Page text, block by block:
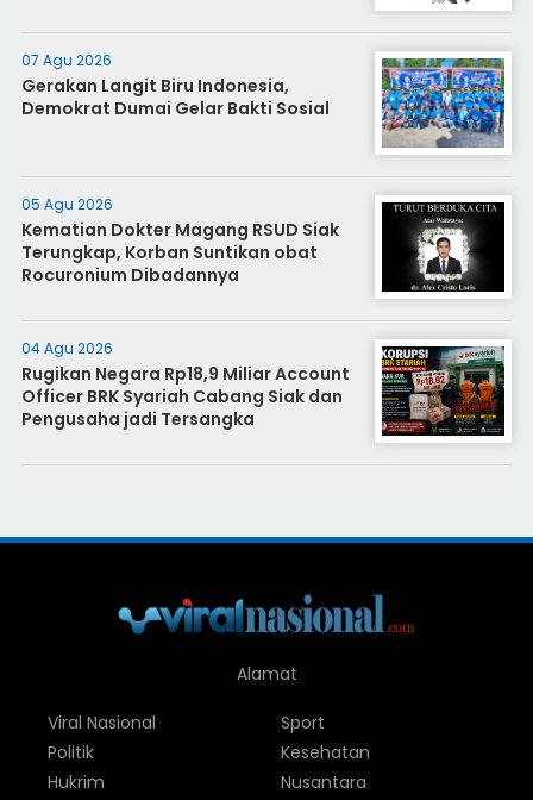
07 Agu 2026
Gerakan Langit Biru Indonesia,
Demokrat Dumai Gelar Bakti Sosial
05 Agu 2026
Kematian Dokter Magang RSUD Siak
Terungkap, Korban Suntikan obat
Rocuronium Dibadannya
04 Agu 2026
Rugikan Negara Rp18,9 Miliar Account
Officer BRK Syariah Cabang Siak dan
Pengusaha jadi Tersangka
Alamat
Viral Nasional
Politik
Hukrim
Sport
Kesehatan
Nusantara